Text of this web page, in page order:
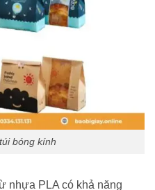
bóng kính
nhựa PLA có khả năng